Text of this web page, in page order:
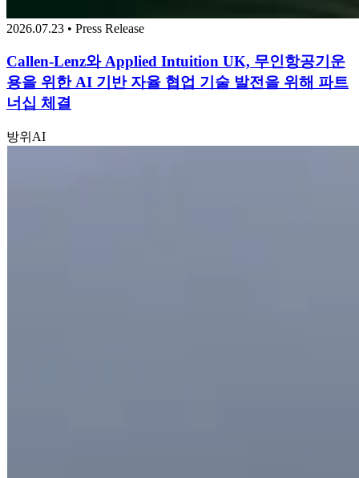
2026.07.23 • Press Release
Callen-Lenz와 Applied Intuition UK, 무인항공기운
용을 위한 AI 기반 자율 협업 기술 발전을 위해 파트
너십 체결
방위 AI